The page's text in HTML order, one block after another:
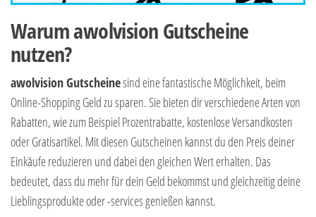
Warum awolvision Gutscheine
nutzen?
awolvision Gutscheinesind eine fantastische Möglichkeit, beim
Online-Shopping Geld zu sparen. Sie bieten dir verschiedene Arten von
Rabatten, wie zum Beispiel Prozentrabatte, kostenlose Versandkosten
oder Gratisartikel. Mit diesen Gutscheinen kannst du den Preis deiner
Einkäufe reduzieren und dabei den gleichen Wert erhalten. Das
bedeutet, dass du mehr für dein Geld bekommst und gleichzeitig deine
Lieblingsprodukte oder -services genießen kannst.